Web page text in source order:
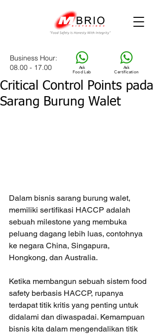
Ask
Food Lab
Ask
Certification
Business Hour:
08.00 - 17.00
Critical Control Points pada
Sarang Burung Walet
Dalam bisnis sarang burung walet,
memiliki sertifikasi HACCP adalah
sebuah milestone yang membuka
peluang dagang lebih luas, contohnya
ke negara China, Singapura,
Hongkong, dan Australia.
Ketika membangun sebuah sistem food
safety berbasis HACCP, rupanya
terdapat titik kritis yang penting untuk
didalami dan diwaspadai. Kemampuan
bisnis kita dalam mengendalikan titik